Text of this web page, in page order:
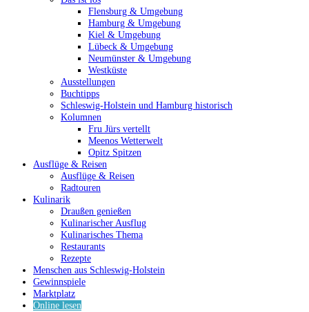
Flensburg & Umgebung
Hamburg & Umgebung
Kiel & Umgebung
Lübeck & Umgebung
Neumünster & Umgebung
Westküste
Ausstellungen
Buchtipps
Schleswig-Holstein und Hamburg historisch
Kolumnen
Fru Jürs vertellt
Meenos Wetterwelt
Opitz Spitzen
Ausflüge & Reisen
Ausflüge & Reisen
Radtouren
Kulinarik
Draußen genießen
Kulinarischer Ausflug
Kulinarisches Thema
Restaurants
Rezepte
Menschen aus Schleswig-Holstein
Gewinnspiele
Marktplatz
Online lesen